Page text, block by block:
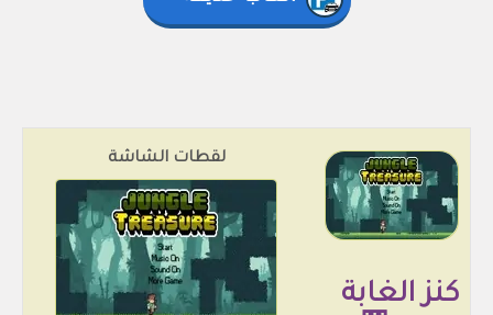
لقطات الشاشة
كنز الغابة